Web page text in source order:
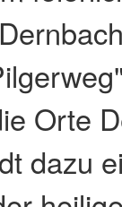
Orte
dazu